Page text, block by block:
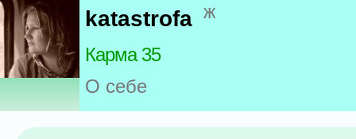
katastrofa ж
Карма 35
О себе